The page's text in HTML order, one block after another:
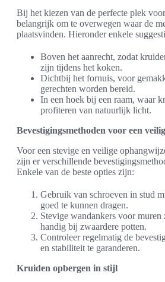
Bij het kiezen van de perfecte plek
belangrijk om te overwegen waar de
plaatsvinden. Hieronder enkele
Boven het aanrecht, zodat
zijn tijdens het koken.
Dichtbij het fornuis, voor
gerechten worden bereid.
In een hoek bij een raam, waar
profiteren van natuurlijk licht.
Bevestigingsmethoden voor een
Voor een stevige en veilige
zijn er verschillende
Enkele van de beste opties zijn:
Gebruik van schroeven in stud
goed te kunnen dragen.
Stevige wandankers voor muren
handig bij zwaardere potten.
Controleer regelmatig de
en stabiliteit te garanderen.
Kruiden opbergen in stijl